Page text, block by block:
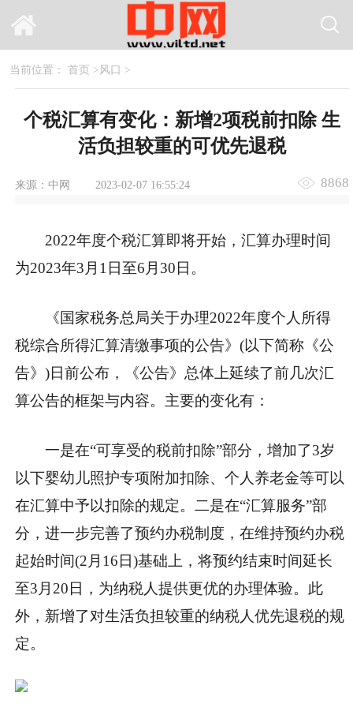
当前位置： 首页 >风口 >
个税汇算有变化：新增2项税前扣除 生
活负担较重的可优先退税
来源：中网 2023-02-07 16:55:24 8868
2022年度个税汇算即将开始，汇算办理时间
为2023年3月1日至6月30日。
《国家税务总局关于办理2022年度个人所得
税综合所得汇算清缴事项的公告》(以下简称《公
告》)日前公布，《公告》总体上延续了前几次汇
算公告的框架与内容。主要的变化有：
一是在“可享受的税前扣除”部分，增加了3岁
以下婴幼儿照护专项附加扣除、个人养老金等可以
在汇算中予以扣除的规定。二是在“汇算服务”部
分，进一步完善了预约办税制度，在维持预约办税
起始时间(2月16日)基础上，将预约结束时间延长
至3月20日，为纳税人提供更优的办理体验。此
外，新增了对生活负担较重的纳税人优先退税的规
定。